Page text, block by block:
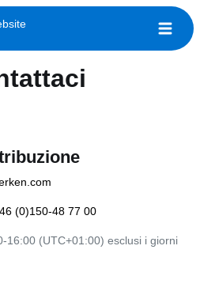
(0)150-48 77 00
16:00 (UTC+01:00) esclusi i giorni